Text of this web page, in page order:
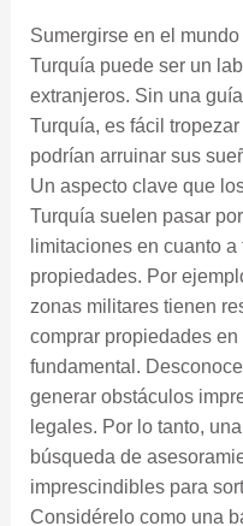
Sumergirse en el
Turquía puede ser un
extranjeros. Sin una
Turquía, es fácil
podrían arruinar sus
Un aspecto clave que
Turquía suelen pasar
limitaciones en cuanto
propiedades. Por
zonas militares tienen
comprar propiedades
fundamental.
generar obstáculos
legales. Por lo tanto,
búsqueda de
imprescindibles para
Considérelo como una